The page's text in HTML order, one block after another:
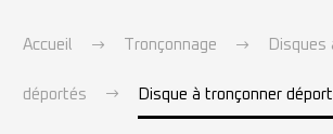
Accueil Tronçonnage Disques
déportés Disque à tronçonner